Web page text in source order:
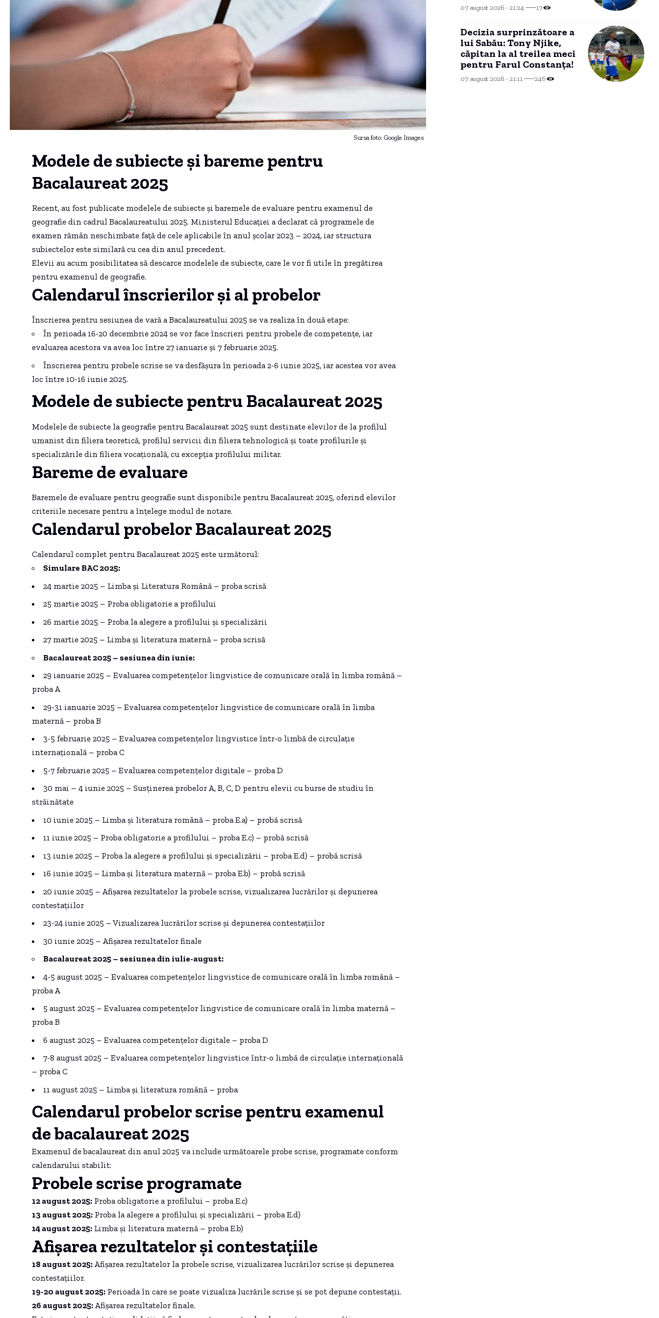
Sursa foto: Google Images
Modele de subiecte și bareme pentru
Bacalaureat 2025
Recent, au fost publicate modelele de subiecte și baremele de evaluare pentru examenul de
geografie din cadrul Bacalaureatului 2025. Ministerul Educației a declarat că programele de
examen rămân neschimbate față de cele aplicabile în anul școlar 2023 – 2024, iar structura
subiectelor este similară cu cea din anul precedent.
Elevii au acum posibilitatea să descarce modelele de subiecte, care le vor fi utile în pregătirea
pentru examenul de geografie.
Calendarul înscrierilor și al probelor
Înscrierea pentru sesiunea de vară a Bacalaureatului 2025 se va realiza în două etape:
În perioada 16-20 decembrie 2024 se vor face înscrieri pentru probele de competențe, iar
evaluarea acestora va avea loc între 27 ianuarie și 7 februarie 2025.
Înscrierea pentru probele scrise se va desfășura în perioada 2-6 iunie 2025, iar acestea vor avea
loc între 10-16 iunie 2025.
Modele de subiecte pentru Bacalaureat 2025
Modelele de subiecte la geografie pentru Bacalaureat 2025 sunt destinate elevilor de la profilul
umanist din filiera teoretică, profilul servicii din filiera tehnologică și toate profilurile și
specializările din filiera vocațională, cu excepția profilului militar.
Bareme de evaluare
Baremele de evaluare pentru geografie sunt disponibile pentru Bacalaureat 2025, oferind elevilor
criteriile necesare pentru a înțelege modul de notare.
Calendarul probelor Bacalaureat 2025
Calendarul complet pentru Bacalaureat 2025 este următorul:
Simulare BAC 2025:
24 martie 2025 – Limba și Literatura Română – proba scrisă
25 martie 2025 – Proba obligatorie a profilului
26 martie 2025 – Proba la alegere a profilului și specializării
27 martie 2025 – Limba și literatura maternă – proba scrisă
Bacalaureat 2025 – sesiunea din iunie:
29 ianuarie 2025 – Evaluarea competențelor lingvistice de comunicare orală în limba română –
proba A
29-31 ianuarie 2025 – Evaluarea competențelor lingvistice de comunicare orală în limba
maternă – proba B
3-5 februarie 2025 – Evaluarea competențelor lingvistice într-o limbă de circulație
internațională – proba C
5-7 februarie 2025 – Evaluarea competențelor digitale – proba D
30 mai – 4 iunie 2025 – Susținerea probelor A, B, C, D pentru elevii cu burse de studiu în
străinătate
10 iunie 2025 – Limba și literatura română – proba E.a) – probă scrisă
11 iunie 2025 – Proba obligatorie a profilului – proba E.c) – probă scrisă
13 iunie 2025 – Proba la alegere a profilului și specializării – proba E.d) – probă scrisă
16 iunie 2025 – Limba și literatura maternă – proba E.b) – probă scrisă
20 iunie 2025 – Afișarea rezultatelor la probele scrise, vizualizarea lucrărilor și depunerea
contestațiilor
23-24 iunie 2025 – Vizualizarea lucrărilor scrise și depunerea contestațiilor
30 iunie 2025 – Afișarea rezultatelor finale
Bacalaureat 2025 – sesiunea din iulie-august:
4-5 august 2025 – Evaluarea competențelor lingvistice de comunicare orală în limba română –
proba A
5 august 2025 – Evaluarea competențelor lingvistice de comunicare orală în limba maternă –
proba B
6 august 2025 – Evaluarea competențelor digitale – proba D
7-8 august 2025 – Evaluarea competențelor lingvistice într-o limbă de circulație internațională
– proba C
11 august 2025 – Limba și literatura română – proba
Calendarul probelor scrise pentru examenul
de bacalaureat 2025
Examenul de bacalaureat din anul 2025 va include următoarele probe scrise, programate conform
calendarului stabilit:
Probele scrise programate
12 august 2025:Proba obligatorie a profilului – proba E.c)
13 august 2025:Proba la alegere a profilului și specializării – proba E.d)
14 august 2025:Limba și literatura maternă – proba E.b)
Afișarea rezultatelor și contestațiile
18 august 2025:Afișarea rezultatelor la probele scrise, vizualizarea lucrărilor scrise și depunerea
contestațiilor.
19-20 august 2025:Perioada în care se poate vizualiza lucrările scrise și se pot depune contestații.
26 august 2025:Afișarea rezultatelor finale.
smulse și zeci de mașini
avariate
07 august 2026 - 21:24 17
Decizia surprinzătoare a
lui Sabău: Tony Njike,
căpitan la al treilea meci
pentru Farul Constanța!
07 august 2026 - 21:11 246